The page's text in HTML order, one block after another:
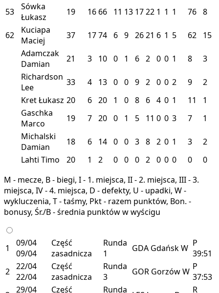
53
Sówka
Łukasz
19 16 66 11 13 1722 1 1 1 76 8
62
Kuciapa
Maciej
37 1774 6 9 2621 6 1 5 62
15
Adamczak
Damian
21 3 10 0 1 6 2 0 0 1 8
3
Richardson
Lee
33 4 13 0 0 9 2 0 0 2 9
2
Kret Łukasz 20 6 20 1 0 8 6 4 0 1 11
1
Gaschka
Marco
19 7 20 0 1 5 11 0 0 3 7
1
Michalski
Damian
18 6 14 0 0 3 8 2 0 1 3
2
Lahti Timo
20 1 2 0 0 0 2 0 0 0 0
0
M - mecze, B - biegi, I - 1. miejsca, II - 2. miejsca, III - 3.
miejsca, IV - 4. miejsca, D - defekty, U - upadki, W -
wykluczenia, T - taśmy, Pkt - razem punktów, Bon. -
bonusy, Śr./B - średnia punktów w wyścigu
1
09/04
09/04
Część
zasadnicza
Runda
1
GDA GdańskW P
39:51
2 22/04
22/04
Część
zasadnicza
Runda
3
GOR GorzówW P
37:53
29/04 Część Runda R